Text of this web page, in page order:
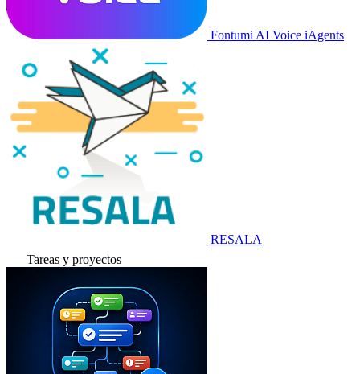
Fontumi AI Voice iAgents
RESALA
Tareas y proyectos